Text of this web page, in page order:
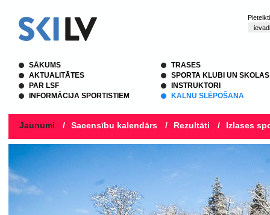
SĀKUMS
AKTUALITĀTES
PAR LSF
INFORMĀCIJA SPORTISTIEM
TRASES
SPORTA KLUBI UN SKOLAS
INSTRUKTORI
KALNU SLĒPOŠANA
Jaunumi / Sacensību kalendārs / Rezultāti / Izlases